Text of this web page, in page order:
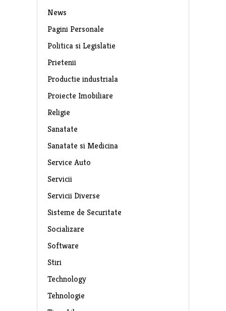
News
Pagini Personale
Politica si Legislatie
Prietenii
Productie industriala
Proiecte Imobiliare
Religie
Sanatate
Sanatate si Medicina
Service Auto
Servicii
Servicii Diverse
Sisteme de Securitate
Socializare
Software
Stiri
Technology
Tehnologie